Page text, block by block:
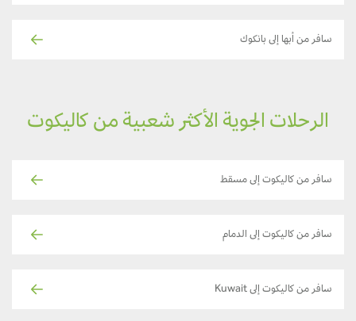
سافر من أبها إلى بانكوك
الرحلات الجوية الأكثر شعبية من كاليكوت
سافر من كاليكوت إلى مسقط
سافر من كاليكوت إلى الدمام
سافر من كاليكوت إلى Kuwait